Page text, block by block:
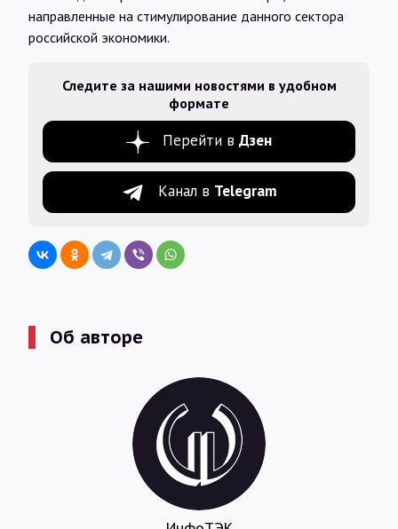
направленные на стимулирование данного сектора
российской экономики.
Следите за нашими новостями в удобном
формате
Перейти в Дзен
Канал в Telegram
Об авторе